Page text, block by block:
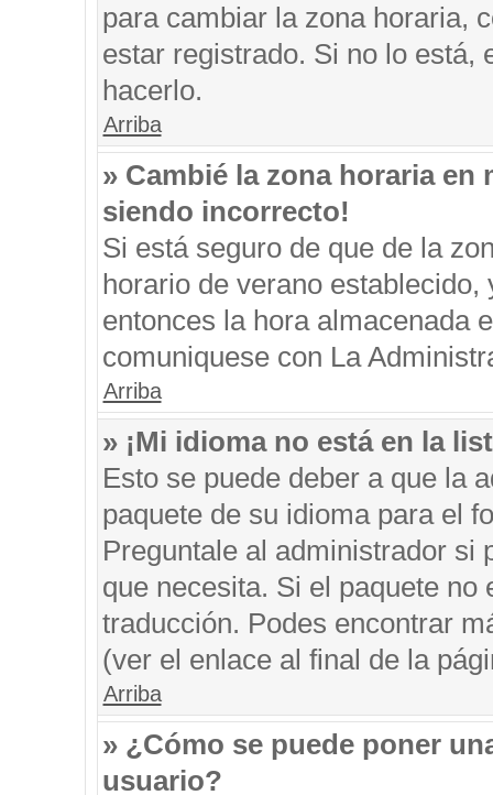
para cambiar la zona horaria,
estar registrado. Si no lo está,
hacerlo.
Arriba
» Cambié la zona horaria
siendo incorrecto!
Si está seguro de que de la
horario de verano
entonces la hora almacenada
comuniquese con La
Arriba
» ¡Mi idioma no está en la
Esto se puede deber a que la
paquete de su idioma para el
Preguntale al administrador si
que necesita. Si el paquete
traducción. Podes encontrar
(ver el enlace al final de la
Arriba
» ¿Cómo se puede poner
usuario?